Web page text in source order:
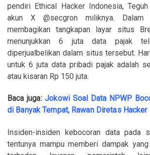
pendiri Ethical Hacker Indonesia,
akun X @secgron miliknya. Dalam
membagikan tangkapan layar situs
menunjukkan 6 juta data pajak
diperjualbelikan dalam situs tersebut.
untuk 6 juta data pribadi pajak adalah
atau kisaran Rp 150 juta.
Baca juga:Jokowi Soal Data NPWP
di Banyak Tempat, Rawan Diretas Hacker
Insiden-insiden kebocoran data pada
tentunya mampu memberi dampak